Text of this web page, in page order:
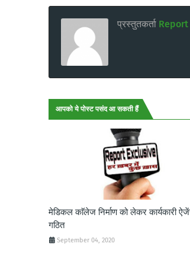
प्रस्तुतकर्ता
आपको ये पोस्ट पसंद आ सकती हैं
मेडिकल काॅलेज निर्माण को लेकर कार्यकारी
गठित
September 04, 2020